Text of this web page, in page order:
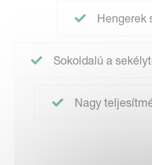
Hengerek
Sokoldalú a
Nagy